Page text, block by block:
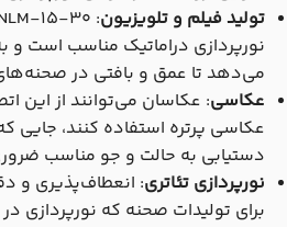
تولید فیلم و تلویزیون
نورپردازی دراماتیک مناسب است و
می‌دهد تا عمق و بافتی در
عکاسی: عکاسان می‌توانند از این
عکاسی پرتره استفاده کنند، جایی
دستیابی به حالت و جو مناسب
نورپردازی تئاتری
برای تولیدات صحنه که نورپردازی